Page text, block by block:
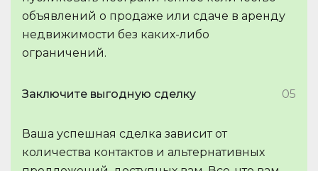
объявлений о продаже или сдаче в аренду
недвижимости без каких-либо
ограничений.
Заключите выгодную сделку 05
Ваша успешная сделка зависит от
количества контактов и альтернативных